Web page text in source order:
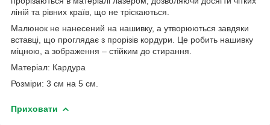
ліній та рівних країв, що не тріскаються.
Малюнок не нанесений на нашивку, а утворюються завдяки
вставці, що проглядає з прорізів кордури. Це робить нашивку
міцною, а зображення – стійким до стирання.
Матеріал: Кардура
Розміри: 3 см на 5 см.
Приховати